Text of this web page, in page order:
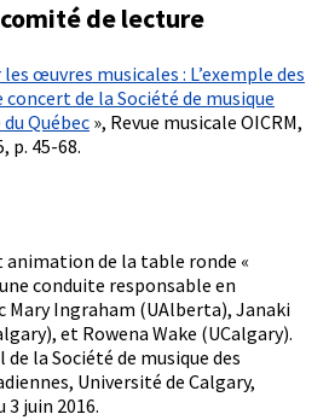
de lecture
œuvres musicales : L’exemple des
de la Société de musique
Québec », Revue musicale OICRM,
p. 45-68.
de la table ronde «
conduite responsable en
Mary Ingraham (UAlberta), Janaki
et Rowena Wake (UCalgary).
la Société de musique des
Université de Calgary,
3 juin 2016.